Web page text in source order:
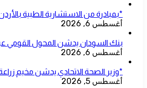
*بمبادرة من الاستشارية الطبية
أغسطس 6, 2026
بنك السودان يدشن المحول القومي
أغسطس 6, 2026
*وزير الصحة الاتحادي يدشن مخيم
أغسطس 5, 2026